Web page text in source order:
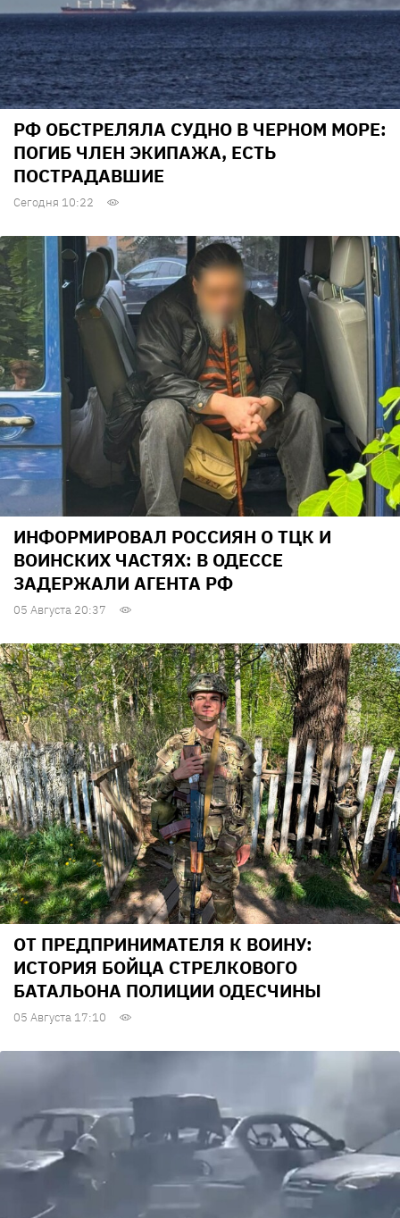
РФ ОБСТРЕЛЯЛА СУДНО В ЧЕРНОМ МОРЕ:
ПОГИБ ЧЛЕН ЭКИПАЖА, ЕСТЬ
ПОСТРАДАВШИЕ
Сегодня 10:22
ИНФОРМИРОВАЛ РОССИЯН О ТЦК И
ВОИНСКИХ ЧАСТЯХ: В ОДЕССЕ
ЗАДЕРЖАЛИ АГЕНТА РФ
05 Августа 20:37
ОТ ПРЕДПРИНИМАТЕЛЯ К ВОИНУ:
ИСТОРИЯ БОЙЦА СТРЕЛКОВОГО
БАТАЛЬОНА ПОЛИЦИИ ОДЕСЧИНЫ
05 Августа 17:10